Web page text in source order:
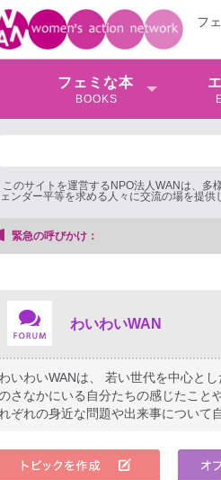
フ
フェミな本
BOOKS
のサイトを運営するNPO法人WANは、多
ンダー平等を求める人々に交流の場を提供
緊急の呼びかけ：
わいわいWAN
わいわいWANは、 若い世代を中心と
さなかにいる自分たちの感じたこと
れぞれの身近な問題や出来事について